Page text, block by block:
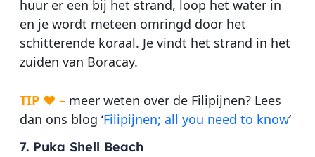
huur er een bij het strand, loop het water in
en je wordt meteen omringd door het
schitterende koraal. Je vindt het strand in het
zuiden van Boracay.
TIP ♥ –meer weten over de Filipijnen? Lees
dan ons blog ‘Filipijnen; all you need to know‘
7. Puka Shell Beach